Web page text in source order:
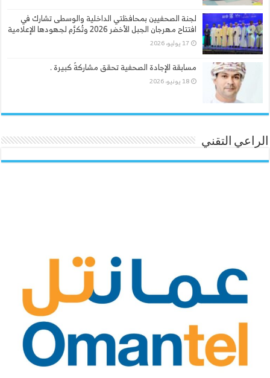
لجنة الصحفيين بمحافظتي الداخلية والوسطى تشارك في
افتتاح مهرجان الجبل الأخضر 2026 وتُكرَّم لجهودها الإعلامية
17 يوليو، 2026
مسابقة الإجادة الصحفية تحقق مشاركةً كبيرة .
18 يونيو، 2026
الراعي التقني